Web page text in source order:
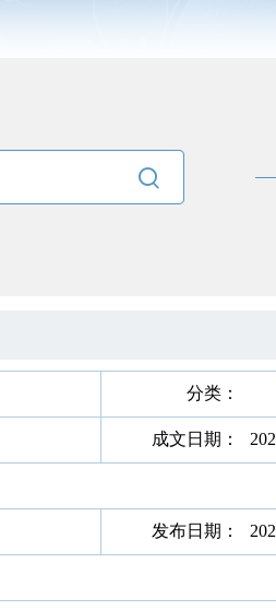

分类：
成文日期：
发布日期：